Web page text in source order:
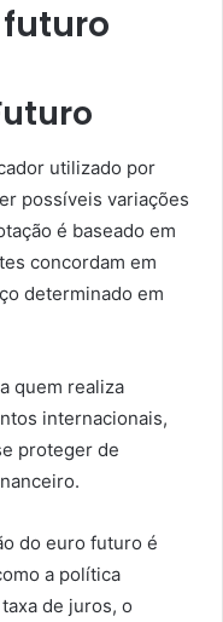
utilizado por
possíveis variações
é baseado em
concordam em
determinado em
quem realiza
internacionais,
proteger de
do euro futuro é
a política
de juros, o